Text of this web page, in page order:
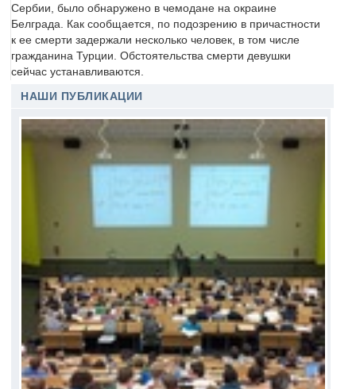
Сербии, было обнаружено в чемодане на окраине
Белграда. Как сообщается, по подозрению в причастности
к ее смерти задержали несколько человек, в том числе
гражданина Турции. Обстоятельства смерти девушки
сейчас устанавливаются.
НАШИ ПУБЛИКАЦИИ